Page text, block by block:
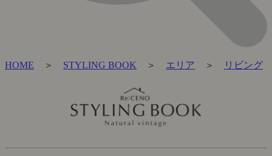
HOME ＞ STYLING BOOK ＞ エリア ＞ リビング